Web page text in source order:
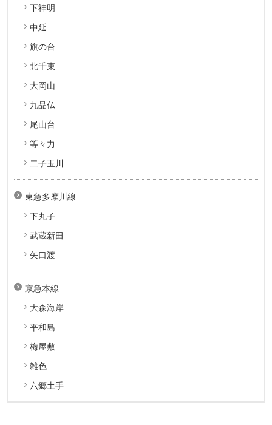
下神明
中延
旗の台
北千束
大岡山
九品仏
尾山台
等々力
二子玉川
東急多摩川線
下丸子
武蔵新田
矢口渡
京急本線
大森海岸
平和島
梅屋敷
雑色
六郷土手